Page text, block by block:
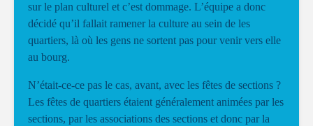
sur le plan culturel et c’est dommage. L’équipe a donc
décidé qu’il fallait ramener la culture au sein de les
quartiers, là où les gens ne sortent pas pour venir vers elle
au bourg.
N’était-ce-ce pas le cas, avant, avec les fêtes de sections ?
Les fêtes de quartiers étaient généralement animées par les
sections, par les associations des sections et donc par la